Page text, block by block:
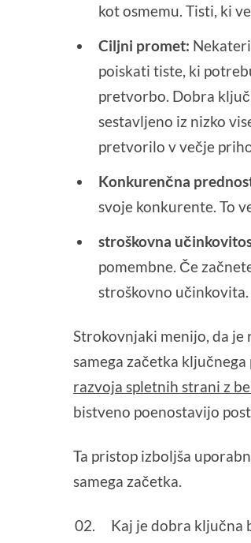
kot osmemu. Tisti, ki
Ciljni promet:
poiskati tiste, ki
pretvorbo. Dobra
sestavljeno iz nizko
pretvorilo v večje
Konkurenčna
svoje konkurente. To
stroškovna
pomembne. Če
stroškovno
Strokovnjaki menijo, da
samega začetka
razvoja spletnih strani z
bistveno poenostavijo
Ta pristop izboljša
samega začetka.
Kaj je dobra ključna